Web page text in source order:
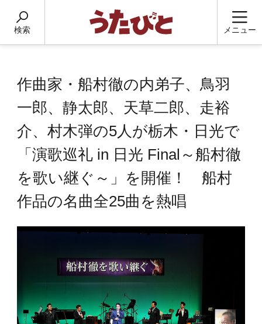
検索 メニュー
作曲家・船村徹の内弟子、鳥羽
一郎、静太郎、天草二郎、走裕
介、村木弾の5人が栃木・日光で
「演歌巡礼 in 日光 Final～船村徹
を歌い継ぐ～」を開催！ 船村
作品の名曲全25曲を熱唱